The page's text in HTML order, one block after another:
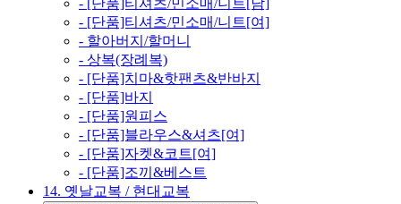
- [단품]티셔츠/민소매/니트[남]
- [단품]티셔츠/민소매/니트[여]
- 할아버지/할머니
- 상복(장례복)
- [단품]치마&핫팬츠&반바지
- [단품]바지
- [단품]원피스
- [단품]블라우스&셔츠[여]
- [단품]자켓&코트[여]
- [단품]조끼&베스트
14. 옛날교복 / 현대교복